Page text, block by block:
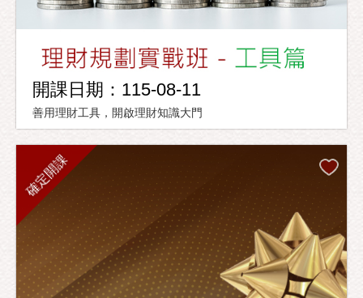
開課日期：115-08-11
善用理財工具，開啟理財知識大門
確定開課